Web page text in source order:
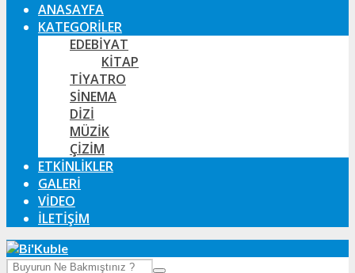
ANASAYFA
KATEGORILER
EDEBIYAT
KITAP
TIYATRO
SINEMA
DIZI
MÜZIK
ÇIZIM
ETKINLIKLER
GALERI
VIDEO
İLETIŞIM